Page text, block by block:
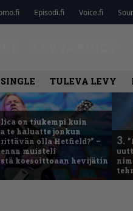
Episodi.fi Voice.fi
SINGLE TULEVA LEVY
on tiukempi kuin
te haluatte jonkun
olla Hetfield?” –
muisteli
koesoittoaan hevijätin
3.